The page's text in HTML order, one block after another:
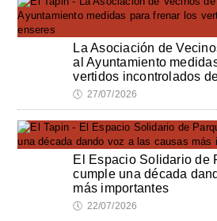
La Asociación de
al Ayuntamiento
vertidos incontrolados
🕔 27/07/2026
El Espacio Solidario de
cumple una década
más importantes
🕔 22/07/2026